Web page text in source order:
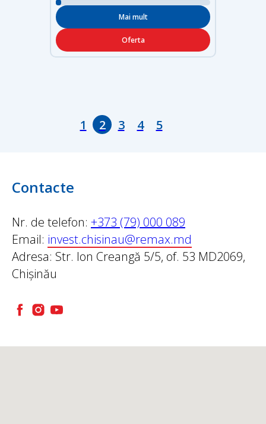
Mai mult
Oferta
1 2 3 4 5
Contacte
Nr. de telefon: +373 (79) 000 089
Email: invest.chisinau@remax.md
Adresa: Str. Ion Creangă 5/5, of. 53 MD2069,
Chișinău